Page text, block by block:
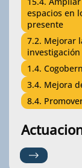
espacios en
presente
7.2. Mejorar
investigación
1.4.
3.4. Mejora
8.4.